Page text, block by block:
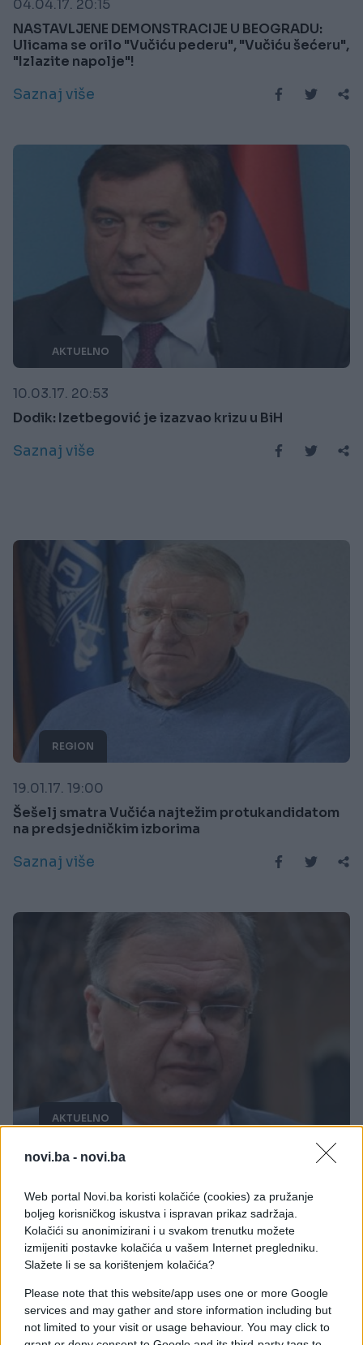
novi.ba - novi.ba
Web portal Novi.ba koristi kolačiće (cookies) za pružanje
boljeg korisničkog iskustva i ispravan prikaz sadržaja.
Kolačići su anonimizirani i u svakom trenutku možete
izmijeniti postavke kolačića u vašem Internet pregledniku.
Slažete li se sa korištenjem kolačića?
Please note that this website/app uses one or more Google
services and may gather and store information including but
not limited to your visit or usage behaviour. You may click to
04.04.17. 20:15
NASTAVLJENE DEMONSTRACIJE U BEOGRADU:
Ulicama se orilo "Vučiću pederu", "Vučiću šećeru",
"Izlazite napolje"!
Saznaj više
AKTUELNO
10.03.17. 20:53
Dodik: Izetbegović je izazvao krizu u BiH
Saznaj više
REGION
19.01.17. 19:00
Šešelj smatra Vučića najtežim protukandidatom
na predsjedničkim izborima
Saznaj više
AKTUELNO
15.01.17. 17:11
Kosova
Saznaj više